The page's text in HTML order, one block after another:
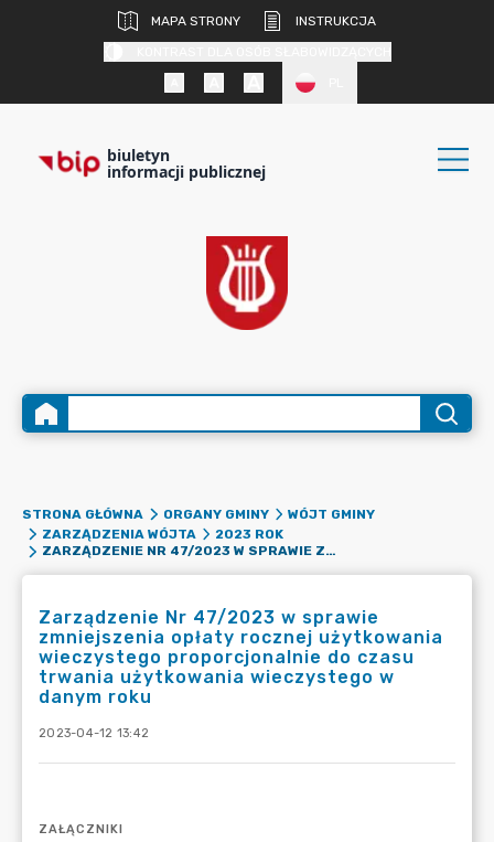
MAPA STRONY
INSTRUKCJA
biuletyn
informacji publicznej
STRONA GŁÓWNA ORGANY GMINY
WÓJT GMINY
ZARZĄDZENIA WÓJTA
2023 ROK
ZARZĄDZENIE NR 47/2023 W SPRAWIE ZMNIEJSZENIA OPŁATY ROCZNEJ UŻYTKOWANIA WIECZYSTEGO PROPORCJONALNIE DO CZASU TRWANIA UŻYTKOWANIA WIECZYSTEGO W DANYM ROKU
Zarządzenie Nr 47/2023 w sprawie
zmniejszenia opłaty rocznej użytkowania
wieczystego proporcjonalnie do czasu
trwania użytkowania wieczystego w
danym roku
2023-04-12 13:42
ZAŁĄCZNIKI